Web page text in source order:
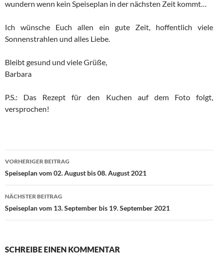
wundern wenn kein Speiseplan in der nächsten Zeit kommt…
Ich wünsche Euch allen ein gute Zeit, hoffentlich viele
Sonnenstrahlen und alles Liebe.
Bleibt gesund und viele Grüße,
Barbara
P.S.: Das Rezept für den Kuchen auf dem Foto folgt,
versprochen!
Beitragsnavigation
VORHERIGER BEITRAG
Speiseplan vom 02. August bis 08. August 2021
NÄCHSTER BEITRAG
Speiseplan vom 13. September bis 19. September 2021
SCHREIBE EINEN KOMMENTAR